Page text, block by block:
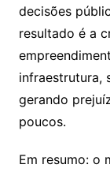
decisões
resultado é a
infraestrutura,
gerando
poucos.
Em resumo: o